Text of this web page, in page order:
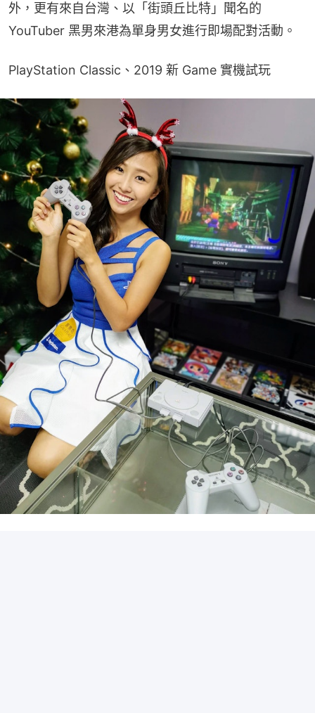
外，更有來自台灣、以「街頭丘比特」聞名的
YouTuber 黑男來港為單身男女進行即場配對活動。
PlayStation Classic、2019 新 Game 實機試玩